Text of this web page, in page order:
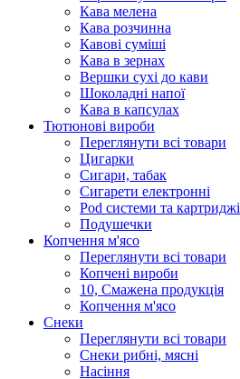
Кава мелена
Кава розчинна
Кавові суміші
Кава в зернах
Вершки сухі до кави
Шоколадні напої
Кава в капсулах
Тютюнові вироби
Переглянути всі товари
Цигарки
Сигари, табак
Сигарети електронні
Pod системи та картриджі
Подушечки
Копчення м'ясо
Переглянути всі товари
Копчені вироби
10, Смажена продукція
Копчення м'ясо
Снеки
Переглянути всі товари
Снеки рибні, мясні
Насіння